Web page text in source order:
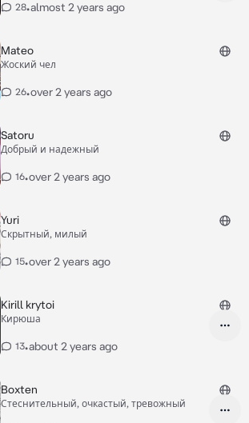
28•almost 2 years ago
Mateo
Жоский чел
26•over 2 years ago
Satoru
Добрый и надежный
16•over 2 years ago
Yuri
Скрытный, милый
15•over 2 years ago
Kirill krytoi
Кирюша
13•about 2 years ago
Boxten
Стеснительный, очкастый, тревожный